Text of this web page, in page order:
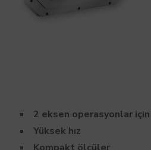
2 eksen operasyonlar için
Yüksek hız